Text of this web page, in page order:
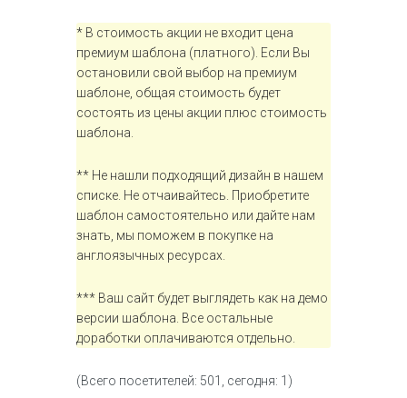
* В стоимость акции не входит цена
премиум шаблона (платного). Если Вы
остановили свой выбор на премиум
шаблоне, общая стоимость будет
состоять из цены акции плюс стоимость
шаблона.
** Не нашли подходящий дизайн в нашем
списке. Не отчаивайтесь. Приобретите
шаблон самостоятельно или дайте нам
знать, мы поможем в покупке на
англоязычных ресурсах.
*** Ваш сайт будет выглядеть как на демо
версии шаблона. Все остальные
доработки оплачиваются отдельно.
(Всего посетителей: 501, сегодня: 1)